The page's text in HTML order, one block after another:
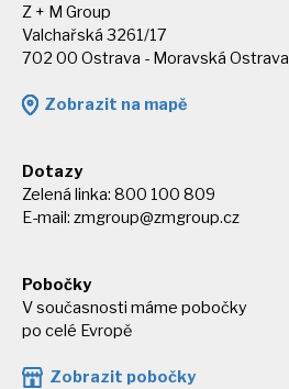
Z + M Group
Valchařská 3261/17
702 00 Ostrava - Moravská Ostrava
Zobrazit na mapě
Dotazy
Zelená linka: 800 100 809
E-mail: zmgroup@zmgroup.cz
Pobočky
V současnosti máme pobočky
po celé Evropě
Zobrazit pobočky